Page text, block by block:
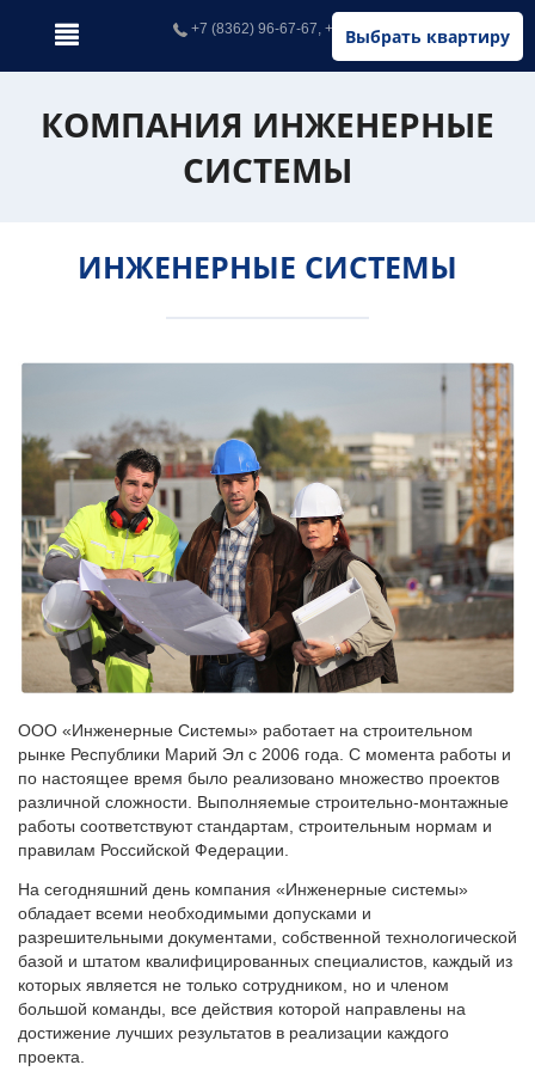
Выбрать квартиру
+7 (8362) 96-67-67, +7 (902) 326-67-67
КОМПАНИЯ ИНЖЕНЕРНЫЕ
СИСТЕМЫ
ИНЖЕНЕРНЫЕ СИСТЕМЫ
ООО «Инженерные Системы» работает на строительном
рынке Республики Марий Эл с 2006 года. С момента работы и
по настоящее время было реализовано множество проектов
различной сложности. Выполняемые строительно-монтажные
работы соответствуют стандартам, строительным нормам и
правилам Российской Федерации.
На сегодняшний день компания «Инженерные системы»
обладает всеми необходимыми допусками и
разрешительными документами, собственной технологической
базой и штатом квалифицированных специалистов, каждый из
которых является не только сотрудником, но и членом
большой команды, все действия которой направлены на
достижение лучших результатов в реализации каждого
проекта.